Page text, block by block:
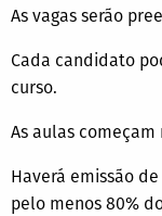
As vagas serão
Cada candidato
curso.
As aulas começam
Haverá emissão
pelo menos 80%